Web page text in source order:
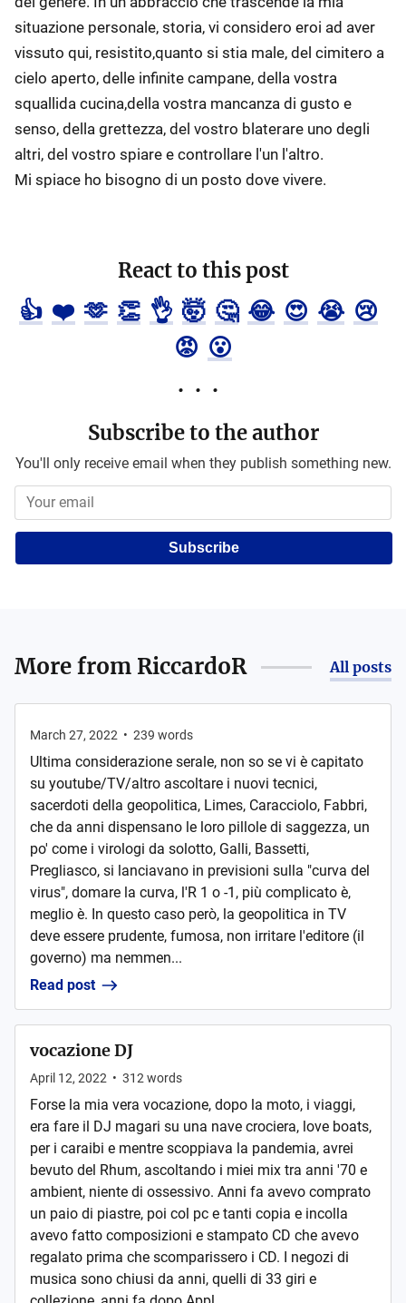
situazione personale, storia, vi considero eroi ad aver
vissuto qui, resistito,quanto si stia male, del cimitero a
cielo aperto, delle infinite campane, della vostra
squallida cucina,della vostra mancanza di gusto e
senso, della grettezza, del vostro blaterare uno degli
altri, del vostro spiare e controllare l'un l'altro.
Mi spiace ho bisogno di un posto dove vivere.
React to this post
👍 ❤️ 🫶 👏 👌 🤯 🤔 😂 😍 😭 😢
😡 😮
Subscribe to the author
You'll only receive email when they publish something new.
Subscribe
More from RiccardoR All posts
March 27, 2022 • 239 words
Ultima considerazione serale, non so se vi è capitato
su youtube/TV/altro ascoltare i nuovi tecnici,
sacerdoti della geopolitica, Limes, Caracciolo, Fabbri,
che da anni dispensano le loro pillole di saggezza, un
po' come i virologi da solotto, Galli, Bassetti,
Pregliasco, si lanciavano in previsioni sulla "curva del
virus", domare la curva, l'R 1 o -1, più complicato è,
meglio è. In questo caso però, la geopolitica in TV
deve essere prudente, fumosa, non irritare l'editore (il
governo) ma nemmen...
Read post
vocazione DJ
April 12, 2022 • 312 words
Forse la mia vera vocazione, dopo la moto, i viaggi,
era fare il DJ magari su una nave crociera, love boats,
per i caraibi e mentre scoppiava la pandemia, avrei
bevuto del Rhum, ascoltando i miei mix tra anni '70 e
ambient, niente di ossessivo. Anni fa avevo comprato
un paio di piastre, poi col pc e tanti copia e incolla
avevo fatto composizioni e stampato CD che avevo
regalato prima che scomparissero i CD. I negozi di
musica sono chiusi da anni, quelli di 33 giri e